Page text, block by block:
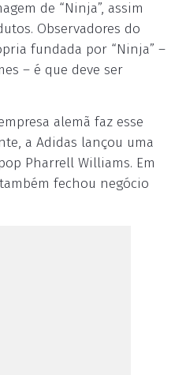
de “Ninja”, assim
Observadores do
fundada por “Ninja” –
– é que deve ser
alemã faz esse
a Adidas lançou uma
Pharrell Williams. Em
fechou negócio